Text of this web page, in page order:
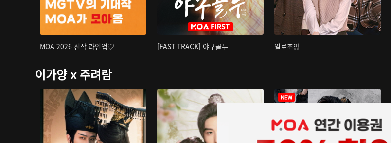
MOA 2026 신작 라인업♡ [FAST TRACK] 야구골두 일로조양
이가양 x 주려람